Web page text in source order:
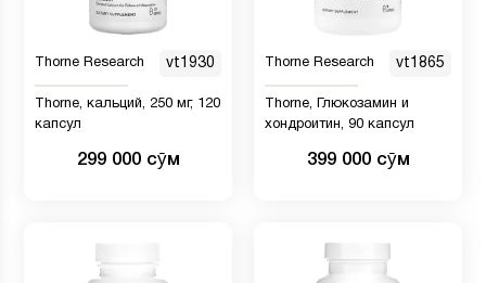
Thorne Research vt1930
Thorne, кальций, 250 мг, 120
капсул
299 000 сӯм
Thorne Research vt1865
Thorne, Глюкозамин и
хондроитин, 90 капсул
399 000 сӯм